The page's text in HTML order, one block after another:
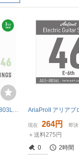
[弦×3セット]Aria AGS-803L×1パック(計3セット) エレキ弦3セットパック 10-46 エレキギター弦 アリア
現在 264円 即決
＋送料275円
0
2時間